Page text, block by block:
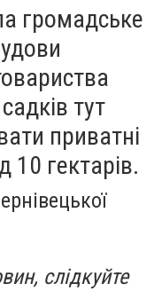
громадське
тут
приватні
10 гектарів.
слідкуйте